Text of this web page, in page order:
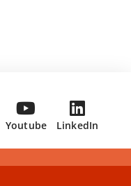
Youtube LinkedIn